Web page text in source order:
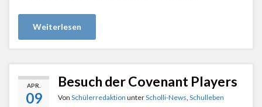
Weiterlesen
APR.
09
Besuch der Covenant Players
Von Schülerredaktion unterScholli-News Schulleben